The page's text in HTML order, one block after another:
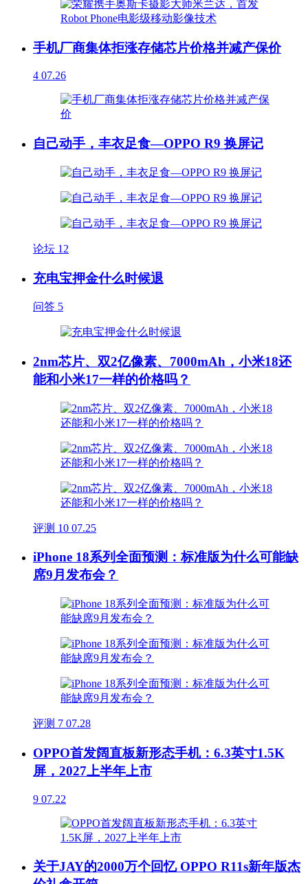
手机厂商集体拒涨存储芯片价格并减产保价
4 07.26
自己动手，丰衣足食—OPPO R9 换屏记
论坛 12
充电宝押金什么时候退
问答 5
2nm芯片、双2亿像素、7000mAh，小米18还
能和小米17一样的价格吗？
评测 10 07.25
iPhone 18系列全面预测：标准版为什么可能缺
席9月发布会？
评测 7 07.28
OPPO首发阔直板新形态手机：6.3英寸1.5K
屏，2027上半年上市
9 07.22
关于JAY的2000万个回忆 OPPO R11s新年版杰